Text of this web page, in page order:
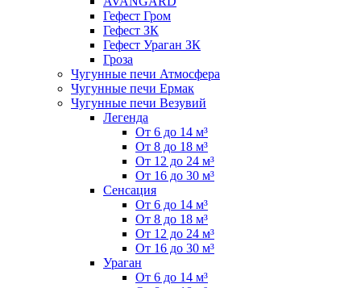
Гефест Гром
Гефест ЗК
Гефест Ураган ЗК
Гроза
Чугунные печи Атмосфера
Чугунные печи Ермак
Чугунные печи Везувий
Легенда
От 6 до 14 м³
От 8 до 18 м³
От 12 до 24 м³
От 16 до 30 м³
Сенсация
От 6 до 14 м³
От 8 до 18 м³
От 12 до 24 м³
От 16 до 30 м³
Ураган
От 6 до 14 м³